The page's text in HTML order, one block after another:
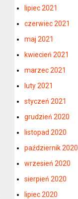
lipiec 2021
czerwiec 2021
maj 2021
kwiecień 2021
marzec 2021
luty 2021
styczeń 2021
grudzień 2020
listopad 2020
październik 2020
wrzesień 2020
sierpień 2020
lipiec 2020